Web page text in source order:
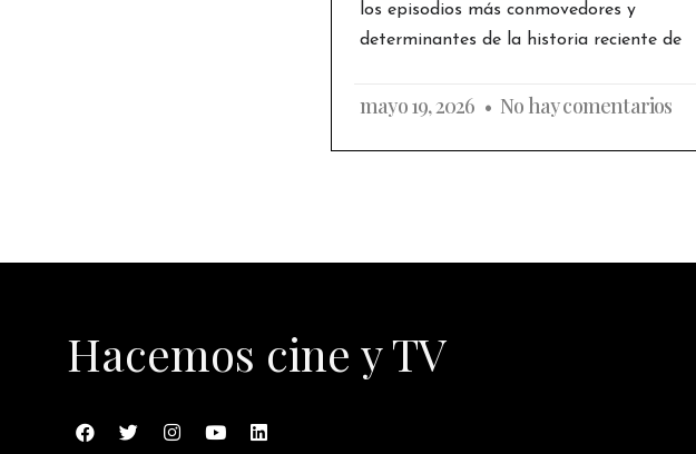
los episodios más conmovedores y
determinantes de la historia reciente de
mayo 19, 2026 No hay comentarios
Hacemos cine y TV